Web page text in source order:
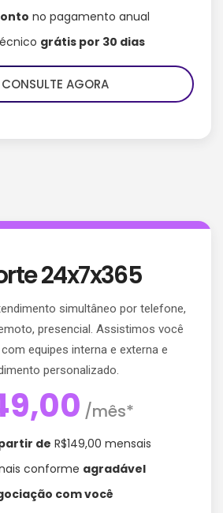
no pagamento anual
grátis por 30 dias
AGORA
24x7x365
simultâneo por telefone,
presencial. Assistimos você
equipes interna e externa e
personalizado.
/mês*
de R$149,00 mensais
conforme agradável
com você